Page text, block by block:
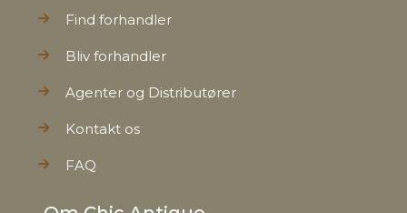
Find forhandler
Bliv forhandler
Agenter og Distributører
Kontakt os
FAQ